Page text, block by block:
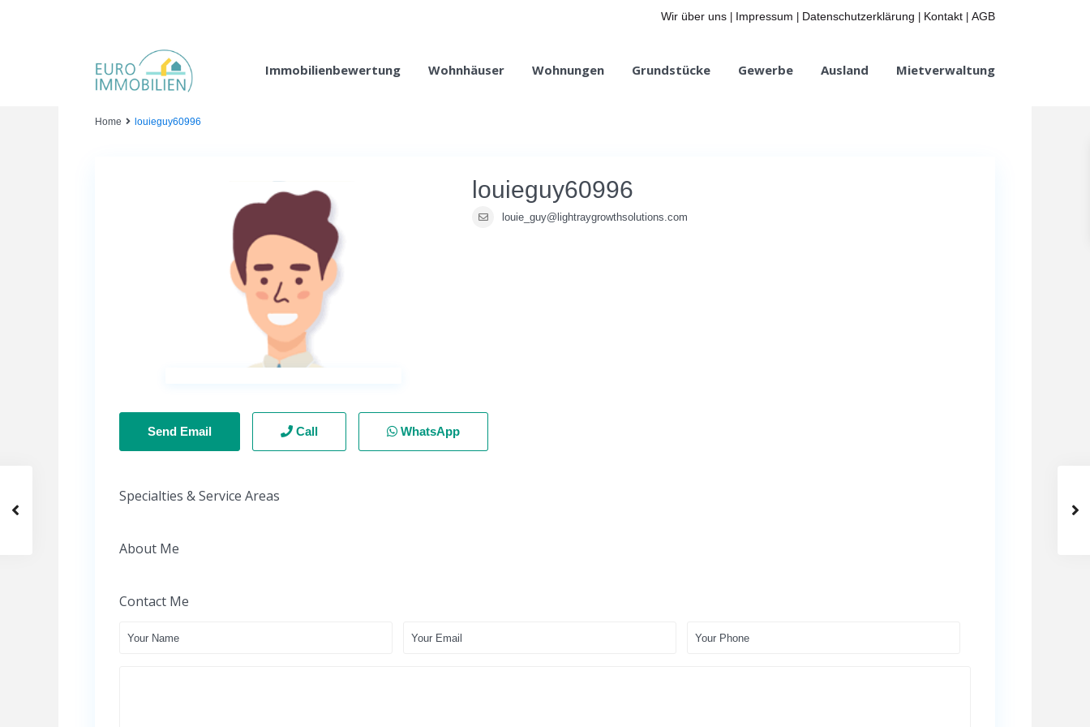
Wir über uns Impressum Datenschutzerklärung Kontakt AGB
Immobilienbewertung Wohnhäuser Wohnungen Grundstücke Gewerbe Ausland Mietverwaltung
Home louieguy60996
louieguy60996
louie_guy@lightraygrowthsolutions.com
Send Email Call WhatsApp
Specialties & Service Areas
About Me
Contact Me